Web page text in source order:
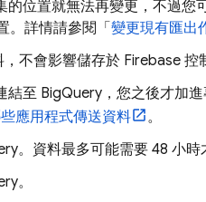
位置就無法再變更，不過您
。詳情請參閱「 變更現有匯出
，不會影響儲存於 Firebase 控
結至 BigQuery ，您之後才加
應用程式傳送資料
。
。資料最多可能需要 48 小
。